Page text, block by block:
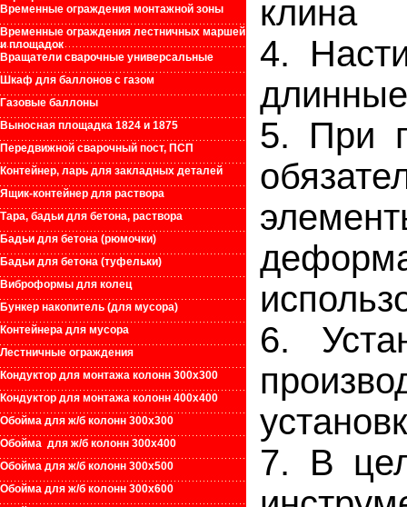
Временные ограждения монтажной зоны
Временные ограждения лестничных маршей
и площадок
Вращатели сварочные универсальные
Шкаф для баллонов с газом
Газовые баллоны
Выносная площадка 1824 и 1875
Передвижной сварочный пост, ПСП
Контейнер, ларь для закладных деталей
Ящик-контейнер для раствора
Тара, бадьи для бетона, раствора
Бадьи для бетона (рюмочки)
Бадьи для бетона (туфельки)
Виброформы для колец
Бункер накопитель (для мусора)
Контейнера для мусора
Лестничные ограждения
Кондуктор для монтажа колонн 300х300
Кондуктор для монтажа колонн 400х400
Обойма для ж/б колонн 300х300
Обойма для ж/б колонн 300х400
Обойма для ж/б колонн 300х500
Обойма для ж/б колонн 300х600
клина
4.
5. При
6.
7. В